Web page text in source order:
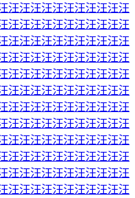
汪汪汪汪汪汪汪汪汪汪汪
汪汪汪汪汪汪汪汪汪汪汪
汪汪汪汪汪汪汪汪汪汪汪
汪汪汪汪汪汪汪汪汪汪汪
汪汪汪汪汪汪汪汪汪汪汪
汪汪汪汪汪汪汪汪汪汪汪
汪汪汪汪汪汪汪汪汪汪汪
汪汪汪汪汪汪汪汪汪汪汪
汪汪汪汪汪汪汪汪汪汪汪
汪汪汪汪汪汪汪汪汪汪汪
汪汪汪汪汪汪汪汪汪汪汪
汪汪汪汪汪汪汪汪汪汪汪